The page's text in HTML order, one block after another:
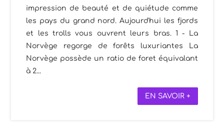
impression de beauté et de quiétude comme
les pays du grand nord. Aujourd'hui les fjords
et les trolls vous ouvrent leurs bras. 1 - La
Norvège regorge de forêts luxuriantes La
Norvège possède un ratio de foret équivalant
à 2...
EN SAVOIR +